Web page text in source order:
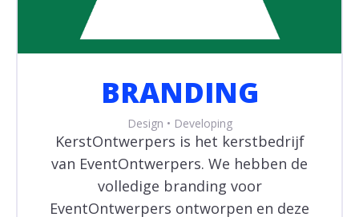
BRANDING
Design • Developing
KerstOntwerpers is het kerstbedrijf
van EventOntwerpers. We hebben de
volledige branding voor
EventOntwerpers ontworpen en deze